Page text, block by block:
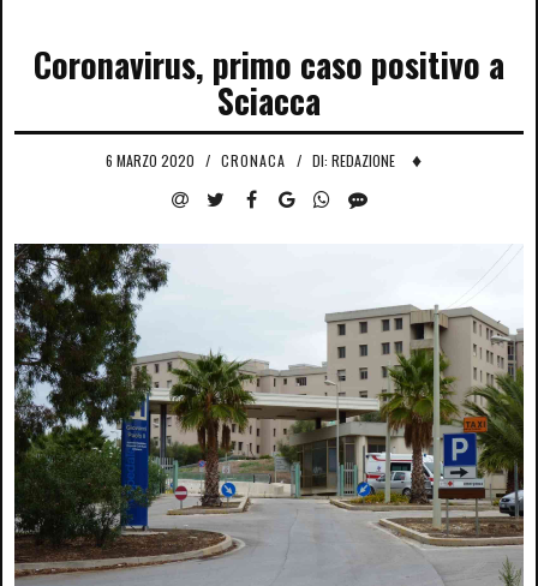
Coronavirus, primo caso positivo a
Sciacca
6 MARZO 2020 / CRONACA / DI: REDAZIONE ♦